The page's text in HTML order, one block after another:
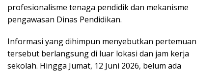
profesionalisme tenaga pendidik dan mekanisme
pengawasan Dinas Pendidikan.
Informasi yang dihimpun menyebutkan pertemuan
tersebut berlangsung di luar lokasi dan jam kerja
sekolah. Hingga Jumat, 12 Juni 2026, belum ada